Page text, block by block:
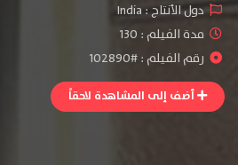
دول الأنتاج : India
مدة الفيلم : 130
رقم الفيلم : #102890
أضف إلى المشاهدة لاحقاً